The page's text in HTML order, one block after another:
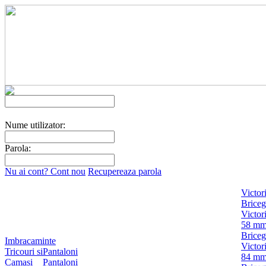
Nume utilizator:
Parola:
Nu ai cont? Cont nou Recupereaza parola
Imbracaminte
Tricouri si
Camasi
Pantaloni
Pantaloni
58
84